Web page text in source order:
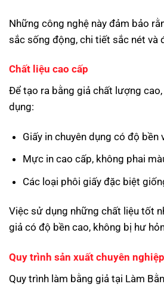
Những công nghệ này đảm bảo
sắc sống động, chi tiết sắc nét và
Chất liệu cao cấp
Để tạo ra bằng giả chất lượng cao,
dụng:
Giấy in chuyên dụng có độ bền
Mực in cao cấp, không phai
Các loại phôi giấy đặc biệt
Việc sử dụng những chất liệu tốt
giả có độ bền cao, không bị hư
Quy trình sản xuất chuyên nghiệp
Quy trình làm bằng giả tại Làm